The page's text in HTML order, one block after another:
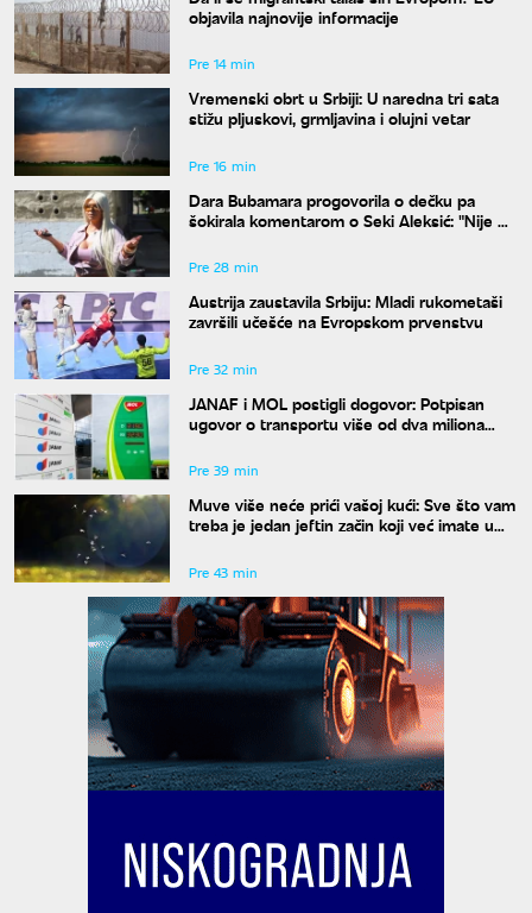
objavila najnovije informacije
Pre 14 min
Vremenski obrt u Srbiji: U naredna tri sata
stižu pljuskovi, grmljavina i olujni vetar
Pre 16 min
Dara Bubamara progovorila o dečku pa
šokirala komentarom o Seki Aleksić: "Nije mi
Pre 28 min
Austrija zaustavila Srbiju: Mladi rukometaši
završili učešće na Evropskom prvenstvu
Pre 32 min
JANAF i MOL postigli dogovor: Potpisan
ugovor o transportu više od dva miliona
Pre 39 min
Muve više neće prići vašoj kući: Sve što vam
treba je jedan jeftin začin koji već imate u
Pre 43 min